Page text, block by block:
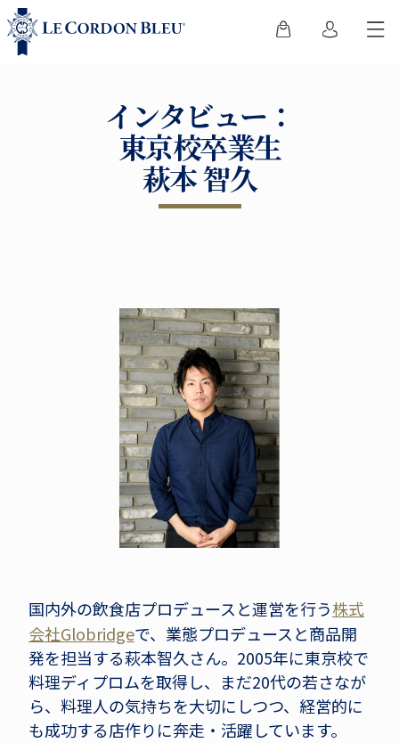
インタビュー：
東京校卒業生
萩本 智久
国内外の飲食店プロデュースと運営を行う株式
会社Globridgeで、業態プロデュースと商品開
発を担当する萩本智久さん。2005年に東京校で
料理ディプロムを取得し、まだ20代の若さなが
ら、料理人の気持ちを大切にしつつ、経営的に
も成功する店作りに奔走・活躍しています。